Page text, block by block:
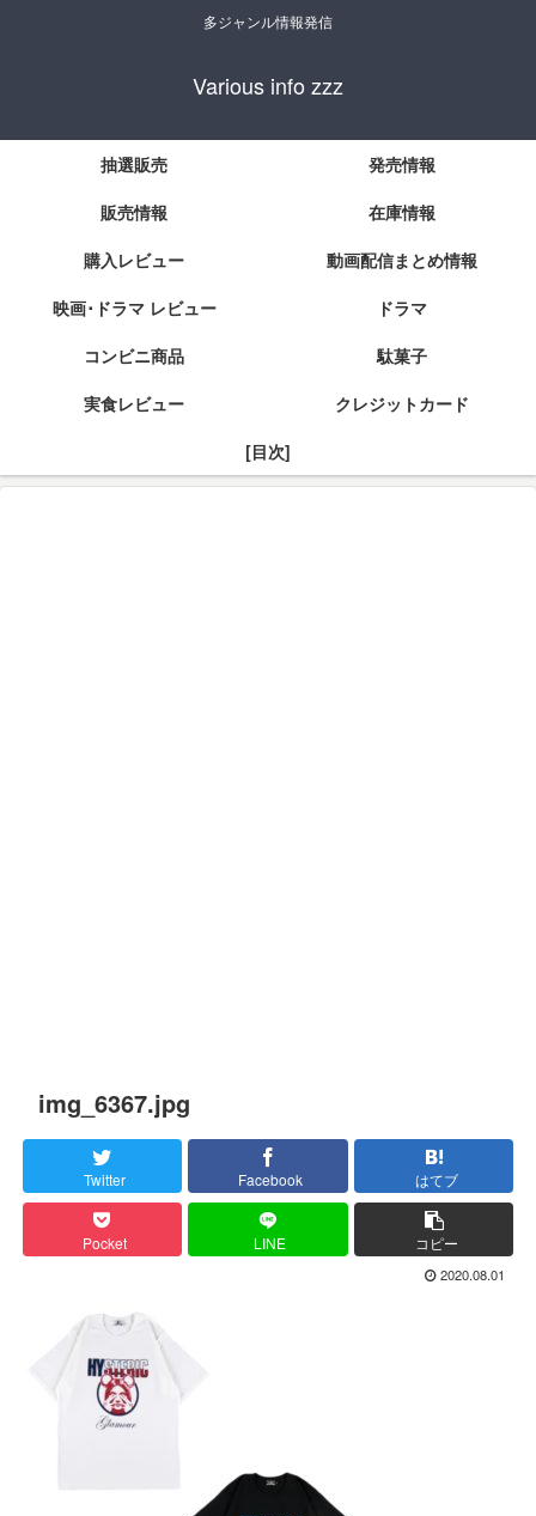
多ジャンル情報発信
Various info zzz
抽選販売
発売情報
販売情報
在庫情報
購入レビュー
動画配信まとめ情報
映画･ドラマ レビュー
ドラマ
コンビニ商品
駄菓子
実食レビュー
クレジットカード
[目次]
img_6367.jpg
Twitter Facebook はてブ
Pocket LINE コピー
2020.08.01